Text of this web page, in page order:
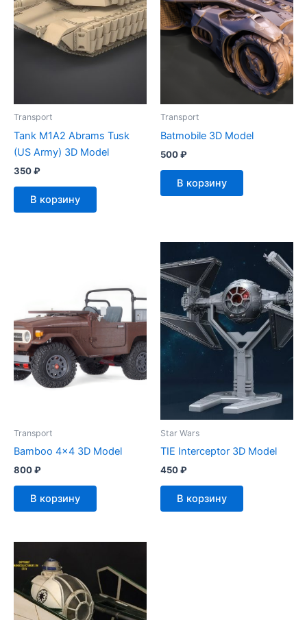
Transport
Tank M1A2 Abrams Tusk
(US Army) 3D Model
350₽
В корзину
Transport
Batmobile 3D Model
500₽
В корзину
Transport
Bamboo 4×4 3D Model
800₽
В корзину
Star Wars
TIE Interceptor 3D Model
450₽
В корзину